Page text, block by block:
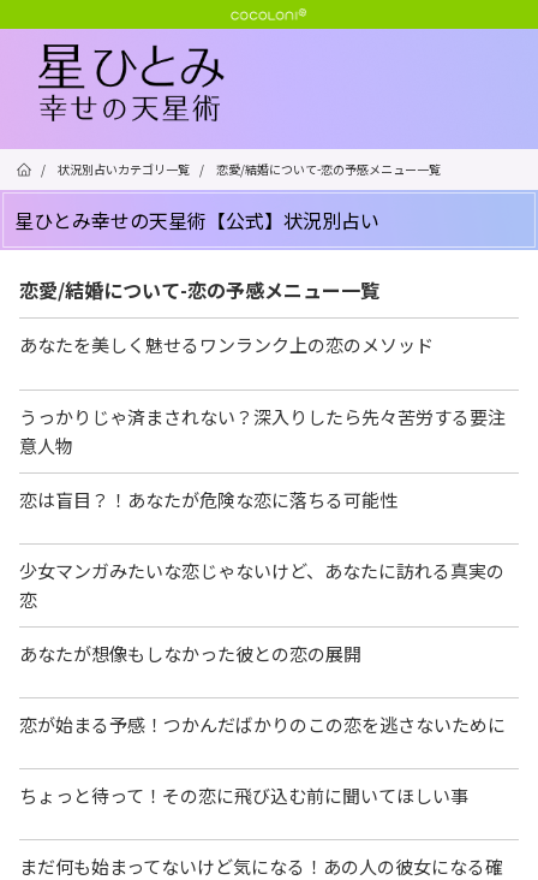
/ 状況別占いカテゴリ一覧 / 恋愛/結婚について-恋の予感メニュー一覧
星ひとみ幸せの天星術【公式】状況別占い
恋愛/結婚について-恋の予感メニュー一覧
あなたを美しく魅せるワンランク上の恋のメソッド
うっかりじゃ済まされない？深入りしたら先々苦労する要注
意人物
恋は盲目？！あなたが危険な恋に落ちる可能性
少女マンガみたいな恋じゃないけど、あなたに訪れる真実の
恋
あなたが想像もしなかった彼との恋の展開
恋が始まる予感！つかんだばかりのこの恋を逃さないために
ちょっと待って！その恋に飛び込む前に聞いてほしい事
まだ何も始まってないけど気になる！あの人の彼女になる確